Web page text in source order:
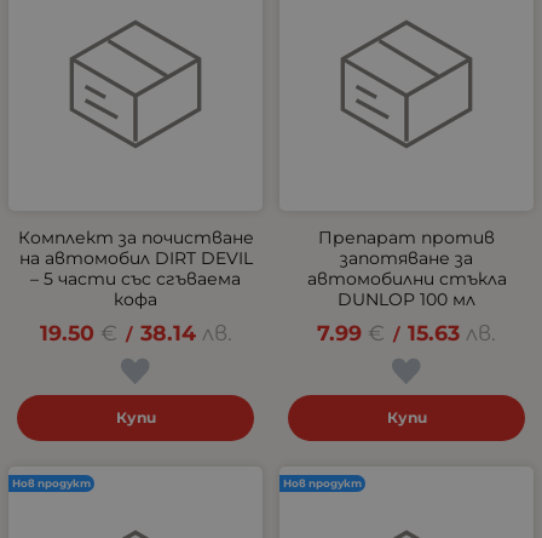
Комплект за почистване
на автомобил DIRT DEVIL
– 5 части със сгъваема
кофа
19.50 € / 38.14 лв.
Купи
Препарат против
запотяване за
автомобилни стъкла
DUNLOP 100 мл
7.99 € / 15.63 лв.
Купи
Нов продукт Нов продукт